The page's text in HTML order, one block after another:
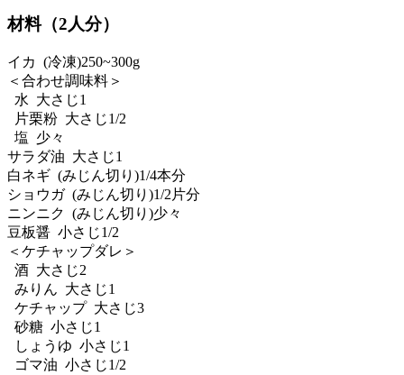
材料（2人分）
イカ (冷凍)250~300g
＜合わせ調味料＞
水 大さじ1
片栗粉 大さじ1/2
塩 少々
サラダ油 大さじ1
白ネギ (みじん切り)1/4本分
ショウガ (みじん切り)1/2片分
ニンニク (みじん切り)少々
豆板醤 小さじ1/2
＜ケチャップダレ＞
酒 大さじ2
みりん 大さじ1
ケチャップ 大さじ3
砂糖 小さじ1
しょうゆ 小さじ1
ゴマ油 小さじ1/2